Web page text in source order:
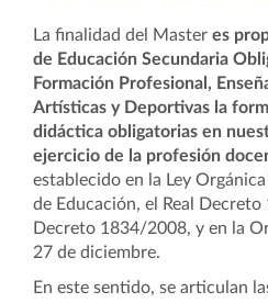
La finalidad del Master es
de Educación Secundaria
Formación Profesional,
Artísticas y Deportivas la
didáctica obligatorias en
ejercicio de la profesión
establecido en la Ley
de Educación, el Real Decreto
Decreto 1834/2008, y en la
27 de diciembre.
En este sentido, se articulan